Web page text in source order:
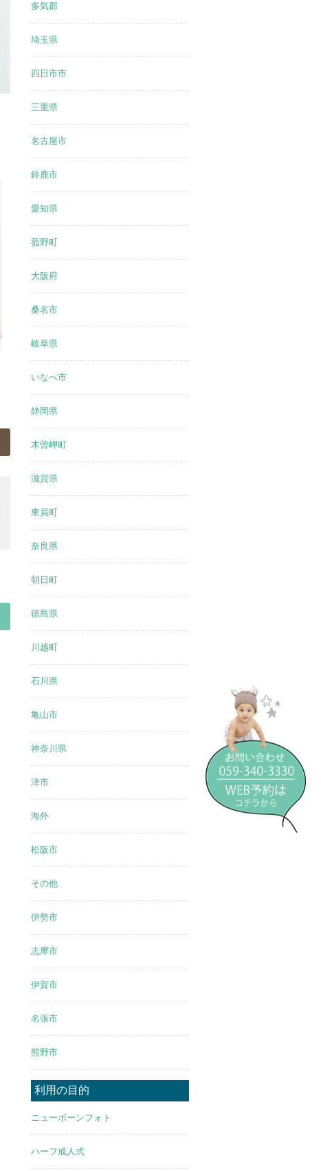
多気郡
埼玉県
四日市市
三重県
名古屋市
鈴鹿市
愛知県
菰野町
大阪府
桑名市
岐阜県
いなべ市
静岡県
木曽岬町
滋賀県
東員町
奈良県
朝日町
徳島県
川越町
石川県
亀山市
神奈川県
津市
海外
松阪市
その他
伊勢市
志摩市
伊賀市
名張市
熊野市
利用の目的
ニューボーンフォト
ハーフ成人式